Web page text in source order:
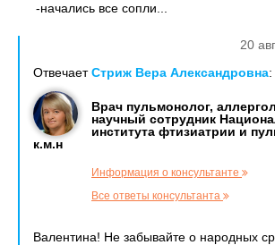
-начались все сопли...
20
ОтвечаетСтриж Вера Александровна:
Врач пульмонолог,
научный сотрудник
института фтизиатрии и
к.м.н
Информация о консультанте
Все ответы консультанта
Валентина! Не забывайте о народных